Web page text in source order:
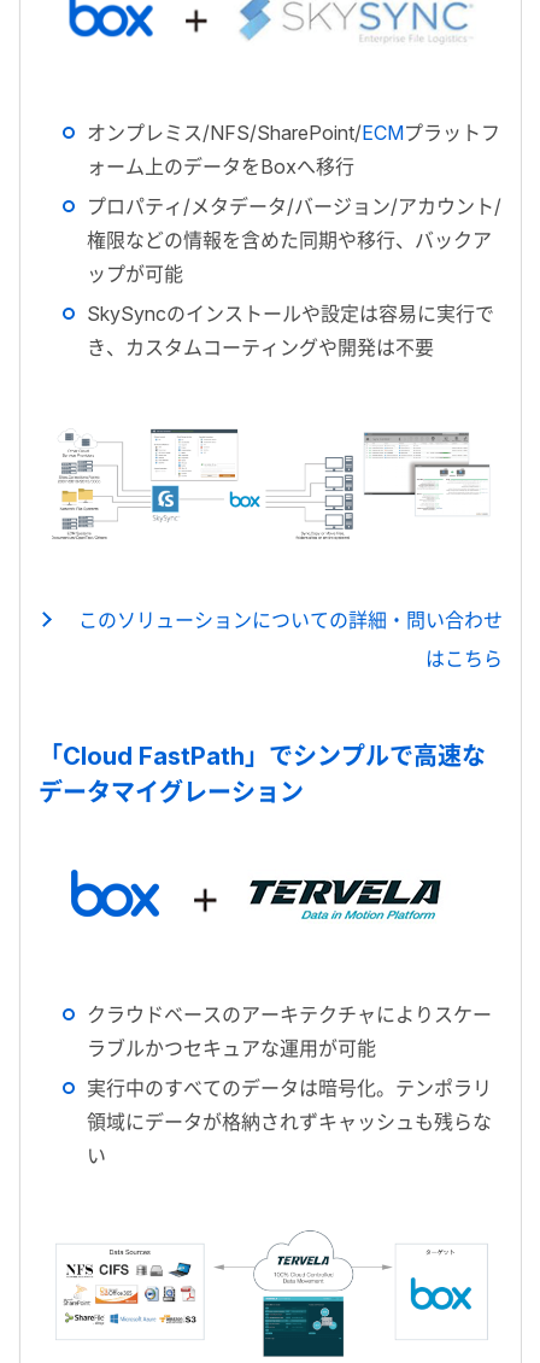
オンプレミス/NFS/SharePoint/ECMプラットフ
ォーム上のデータをBoxへ移行
プロパティ/メタデータ/バージョン/アカウント/
権限などの情報を含めた同期や移行、バックア
ップが可能
SkySyncのインストールや設定は容易に実行で
き、カスタムコーティングや開発は不要
このソリューションについての詳細・問い合わせ
はこちら
「Cloud FastPath」でシンプルで高速な
データマイグレーション
クラウドベースのアーキテクチャによりスケー
ラブルかつセキュアな運用が可能
実行中のすべてのデータは暗号化。テンポラリ
領域にデータが格納されずキャッシュも残らな
い